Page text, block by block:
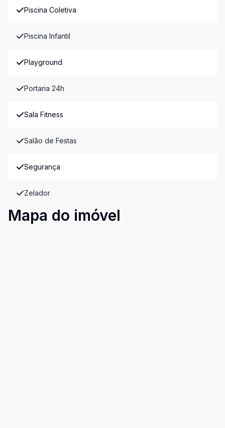
Piscina Coletiva
Piscina Infantil
Playground
Portaria 24h
Sala Fitness
Salão de Festas
Segurança
Zelador
Mapa do imóvel